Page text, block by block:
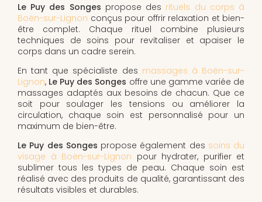
Le Puy des Songes propose des rituels du corps à
Boën-sur-Lignon conçus pour offrir relaxation et bien-
être complet. Chaque rituel combine plusieurs
techniques de soins pour revitaliser et apaiser le
corps dans un cadre serein.
En tant que spécialiste des massages à Boën-sur-
Lignon, Le Puy des Songes offre une gamme variée de
massages adaptés aux besoins de chacun. Que ce
soit pour soulager les tensions ou améliorer la
circulation, chaque soin est personnalisé pour un
maximum de bien-être.
Le Puy des Songes propose également des soins du
visage à Boën-sur-Lignon pour hydrater, purifier et
sublimer tous les types de peau. Chaque soin est
réalisé avec des produits de qualité, garantissant des
résultats visibles et durables.